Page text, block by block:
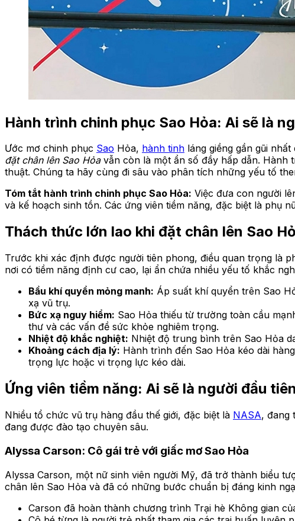
Hành trình chinh phục Sao Hỏa: Ai sẽ là
Ước mơ chinh phục Sao Hỏa, hành tinh láng giềng gần gũi
đặt chân lên Sao Hỏavẫn còn là một ẩn số đầy hấp dẫn. Hành
thuật. Chúng ta hãy cùng đi sâu vào phân tích những yếu tố
Tóm tắt hành trình chinh phục Sao Hỏa: Việc đưa con người
và kế hoạch sinh tồn. Các ứng viên tiềm năng, đặc biệt là phụ
Thách thức lớn lao khi đặt chân lên Sao
Trước khi xác định được người tiên phong, điều quan trọng là
nơi có tiềm năng định cư cao, lại ẩn chứa nhiều yếu tố khắc
Bầu khí quyển mỏng manh: Áp suất khí quyển trên Sao
xạ vũ trụ.
Bức xạ nguy hiểm: Sao Hỏa thiếu từ trường toàn cầu
thư và các vấn đề sức khỏe nghiêm trọng.
Nhiệt độ khắc nghiệt: Nhiệt độ trung bình trên Sao Hỏa
Khoảng cách địa lý: Hành trình đến Sao Hỏa kéo dài
trọng lực hoặc vi trọng lực kéo dài.
Ứng viên tiềm năng: Ai sẽ là người đầu
Nhiều tổ chức vũ trụ hàng đầu thế giới, đặc biệt là NASA, đang
đang được đào tạo chuyên sâu.
Alyssa Carson: Cô gái trẻ với giấc mơ Sao Hỏa
Alyssa Carson, một nữ sinh viên người Mỹ, đã trở thành biểu
chân lên Sao Hỏa và đã có những bước chuẩn bị đáng kinh
Carson đã hoàn thành chương trình Trại hè Không gian